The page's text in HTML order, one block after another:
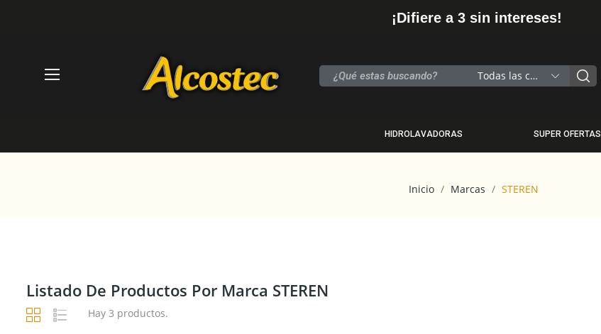
¡Difiere a 3 sin intereses!
Todas las categorias
HIDROLAVADORAS SUPER OFERTAS
Inicio Marcas STEREN
Listado De Productos Por Marca STEREN
Hay 3 productos.